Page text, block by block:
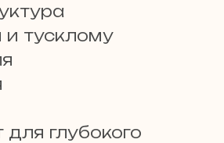
и тусклому
глубокого